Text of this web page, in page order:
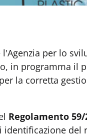
per lo
in programma il
la corretta
Regolamento 59/